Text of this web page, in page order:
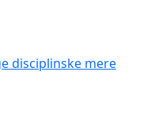
disciplinske mere